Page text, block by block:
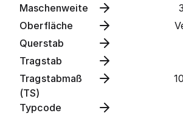
Maschenweite
Oberfläche
Querstab
Tragstab
Tragstabmaß
(TS)
Typcode